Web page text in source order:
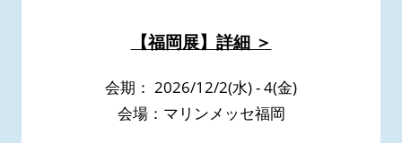
【福岡展】詳細 ＞
会期： 2026/12/2(水) - 4(金)
会場：マリンメッセ福岡